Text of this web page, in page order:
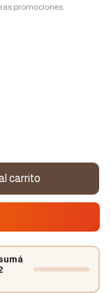
promociones.